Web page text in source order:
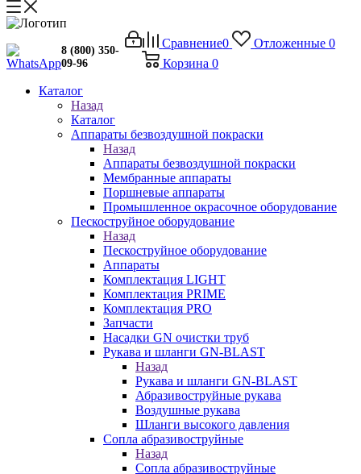
Сравнение0 Отложенные 0
Корзина 0
8 (800) 350-
09-96
Каталог
Назад
Каталог
Аппараты безвоздушной покраски
Назад
Аппараты безвоздушной покраски
Мембранные аппараты
Поршневые аппараты
Промышленное окрасочное оборудование
Пескоструйное оборудование
Назад
Пескоструйное оборудование
Аппараты
Комплектация LIGHT
Комплектация PRIME
Комплектация PRO
Запчасти
Насадки GN очистки труб
Рукава и шланги GN-BLAST
Назад
Рукава и шланги GN-BLAST
Абразивоструйные рукава
Воздушные рукава
Шланги высокого давления
Сопла абразивоструйные
Назад
Сопла абразивоструйные